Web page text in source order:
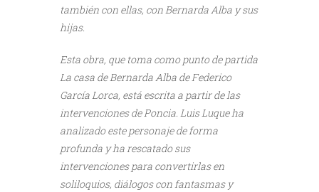
también con ellas, con Bernarda Alba y sus
hijas.
Esta obra, que toma como punto de partida
La casa de Bernarda Alba de Federico
García Lorca, está escrita a partir de las
intervenciones de Poncia. Luis Luque ha
analizado este personaje de forma
profunda y ha rescatado sus
intervenciones para convertirlas en
soliloquios, diálogos con fantasmas y